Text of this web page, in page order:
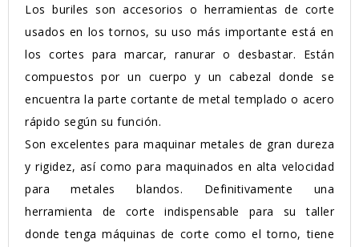
Los buriles son accesorios o herramientas de corte
usados en los tornos, su uso más importante está en
los cortes para marcar, ranurar o desbastar. Están
compuestos por un cuerpo y un cabezal donde se
encuentra la parte cortante de metal templado o acero
rápido según su función.
Son excelentes para maquinar metales de gran dureza
y rigidez, así como para maquinados en alta velocidad
para metales blandos. Definitivamente una
herramienta de corte indispensable para su taller
donde tenga máquinas de corte como el torno, tiene